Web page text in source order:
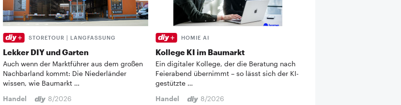
STORETOUR | LANGFASSUNG
Lekker DIY und Garten
Auch wenn der Marktführer aus dem großen
Nachbarland kommt: Die Niederländer
wissen, wie Baumarkt …
Handel
8/2026
HOMIE AI
Kollege KI im Baumarkt
Ein digitaler Kollege, der die Beratung nach
Feierabend übernimmt – so lässt sich der KI-
gestützte …
Handel
8/2026